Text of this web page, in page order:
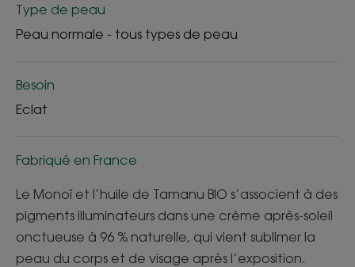
Type de peau
Peau normale - tous types de peau
Besoin
Eclat
Fabriqué en France
Le Monoï et l’huile de Tamanu BIO s’associent à des
pigments illuminateurs dans une crème après-soleil
onctueuse à 96 % naturelle, qui vient sublimer la
peau du corps et de visage après l’exposition.